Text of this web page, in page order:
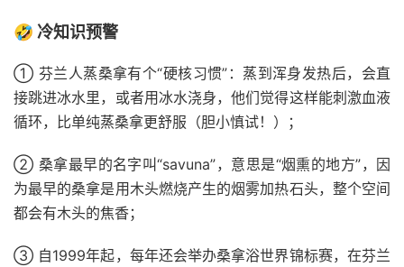
🤣 冷知识预警
① 芬兰人蒸桑拿有个“硬核习惯”：蒸到浑身发热后，会直
接跳进冰水里，或者用冰水浇身，他们觉得这样能刺激血液
循环，比单纯蒸桑拿更舒服（胆小慎试！）；
② 桑拿最早的名字叫“savuna”，意思是“烟熏的地方”，因
为最早的桑拿是用木头燃烧产生的烟雾加热石头，整个空间
都会有木头的焦香；
③ 自1999年起，每年还会举办桑拿浴世界锦标赛，在芬兰